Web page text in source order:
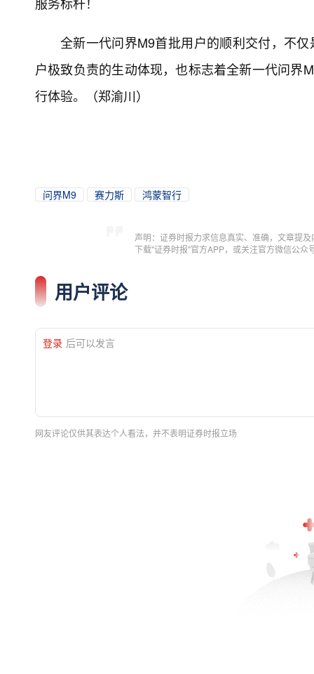
全新一代问界M9首批用户的顺利交付，不
户极致负责的生动体现，也标志着全新一代问界
行体验。（郑渝川）
问界M9 赛力斯 鸿蒙智行
声明：证券时报力求信息真实、准确，文章提
下载"证券时报"官方APP，或关注官方微信公
用户评论
登录 后可以发言
网友评论仅供其表达个人看法，并不表明证券时报立场